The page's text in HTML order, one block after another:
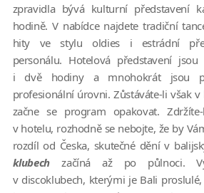
zpravidla bývá kulturní představení
hodině. V nabídce najdete tradiční
hity ve stylu oldies i estrádní
personálu. Hotelová představení
i dvě hodiny a mnohokrát jsou
profesionální úrovni. Zůstáváte-li však
začne se program opakovat.
v hotelu, rozhodně se nebojte, že by
rozdíl od Česka, skutečné dění v
klubech začíná až po půlnoci.
v discoklubech, kterými je Bali